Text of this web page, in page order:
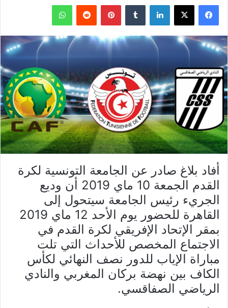
فيسبوك X لينكدإن بينتيريست واتساب
أفاد بلاغ صادر عن الجامعة التونسية لكرة
القدم الجمعة 10 ماي 2019 أن وديع
الجريء رئيس الجامعة سيتحول إلى
القاهرة للحضور يوم الأحد 12 ماي 2019
بمقر الإتحاد الإفريقي لكرة القدم في
الاجتماع المخصص للأحداث التي تلت
مباراة الإياب للدور نصف النهائي لكأس
الكاف بين نهضة بركان المغربي والنادي
الرياضي الصفاقسي.